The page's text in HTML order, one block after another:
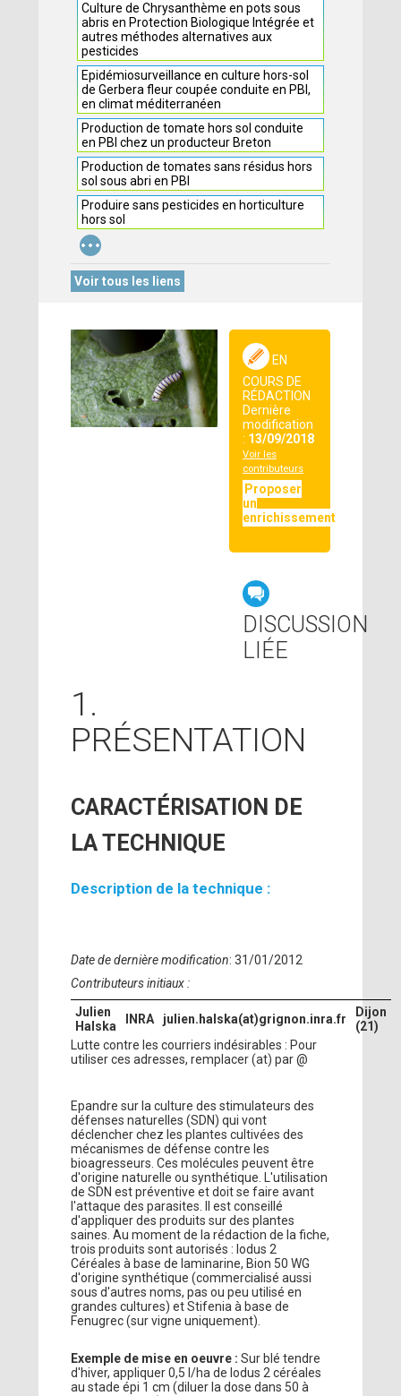
Culture de Chrysanthème en pots sous
abris en Protection Biologique Intégrée et
autres méthodes alternatives aux
pesticides
Epidémiosurveillance en culture hors-sol
de Gerbera fleur coupée conduite en PBI,
en climat méditerranéen
Production de tomate hors sol conduite
en PBI chez un producteur Breton
Production de tomates sans résidus hors
sol sous abri en PBI
Produire sans pesticides en horticulture
hors sol
...
Voir tous les liens
EN
COURS DE
RÉDACTION
Dernière
modification
: 13/09/2018
Voir les
contributeurs
Proposer
un
enrichissement
DISCUSSION
LIÉE
1.
PRÉSENTATION
CARACTÉRISATION DE
LA TECHNIQUE
Description de la technique :
Date de dernière modification: 31/01/2012
Contributeurs initiaux :
Julien
Halska
INRA julien.halska(at)grignon.inra.fr
Dijon
(21)
Lutte contre les courriers indésirables : Pour
utiliser ces adresses, remplacer (at) par @
Epandre sur la culture des stimulateurs des
défenses naturelles (SDN) qui vont
déclencher chez les plantes cultivées des
mécanismes de défense contre les
bioagresseurs. Ces molécules peuvent être
d'origine naturelle ou synthétique. L'utilisation
de SDN est préventive et doit se faire avant
l'attaque des parasites. Il est conseillé
d'appliquer des produits sur des plantes
saines. Au moment de la rédaction de la fiche,
trois produits sont autorisés : Iodus 2
Céréales à base de laminarine, Bion 50 WG
d'origine synthétique (commercialisé aussi
sous d'autres noms, pas ou peu utilisé en
grandes cultures) et Stifenia à base de
Fenugrec (sur vigne uniquement).
Exemple de mise en oeuvre :Sur blé tendre
d'hiver, appliquer 0,5 l/ha de Iodus 2 céréales
au stade épi 1 cm (diluer la dose dans 50 à